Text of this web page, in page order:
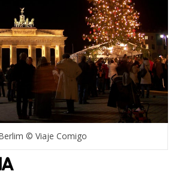
© Viaje Comigo